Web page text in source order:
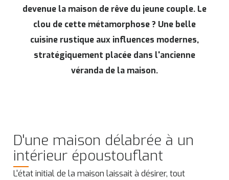
devenue la maison de rêve du jeune couple. Le
clou de cette métamorphose ? Une belle
cuisine rustique aux influences modernes,
stratégiquement placée dans l'ancienne
véranda de la maison.
D'une maison délabrée à un
intérieur époustouflant
L'état initial de la maison laissait à désirer, tout